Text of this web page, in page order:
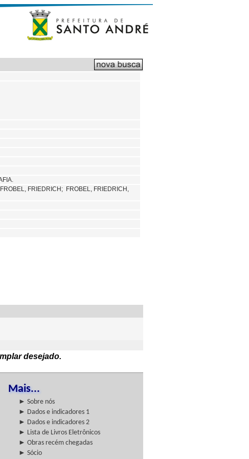
FROBEL, FRIEDRICH; FROBEL, FRIEDRICH,
desejado.
Mais...
► Sobre nós
► Dados e indicadores 1
► Dados e indicadores 2
► Lista de Livros Eletrônicos
► Obras recém chegadas
► Sócio